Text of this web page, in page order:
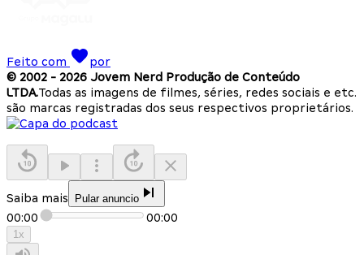
Feito com
por
© 2002 - 2026 Jovem Nerd Produção de Conteúdo
LTDA.Todas as imagens de filmes, séries, redes sociais e etc.
são marcas registradas dos seus respectivos proprietários.
Saiba mais Pular anuncio
00:00 00:00
1x